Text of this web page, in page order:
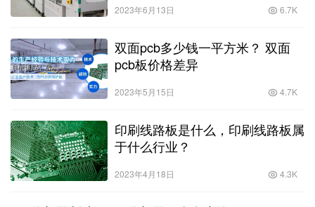
2023年6月13日 6.7K
双面pcb多少钱一平方米？ 双面
pcb板价格差异
2023年5月15日 4.7K
印刷线路板是什么，印刷线路板属
于什么行业？
2023年4月18日 4.3K